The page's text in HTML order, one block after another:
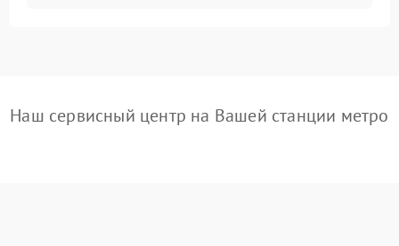
Наш сервисный центр на Вашей станции метро